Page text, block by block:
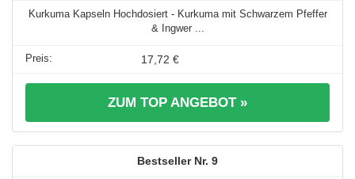
Kurkuma Kapseln Hochdosiert - Kurkuma mit Schwarzem Pfeffer
& Ingwer ...
17,72 €
ZUM TOP ANGEBOT »
9